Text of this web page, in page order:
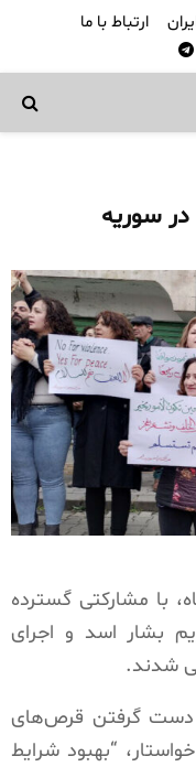
ارتباط با ما
Telegram
در سوریه
یکشنبه 29 بهمن ماه، با مشارکتی گسترده
بشار اسد و اجرای
دست گرفتن قرص‌های
“بهبود شرایط